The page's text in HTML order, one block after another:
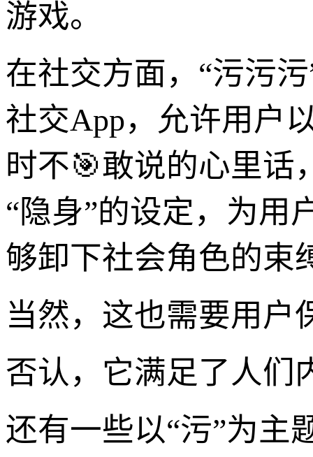
游戏。
在社交方面，“污污
社交App，允许用户
时不🎯敢说的心里话
“隐身”的设定，为用
够卸下社会角色的束
当然，这也需要用户
否认，它满足了人们
还有一些以“污”为主